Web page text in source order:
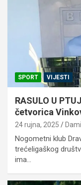
SPORT VIJESTI
RASULO U
četvorica
24 rujna, 2025
Nogometni klub
trećeligaškog
ima…